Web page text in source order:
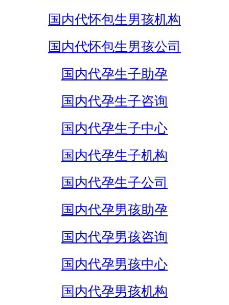
国内代怀包生男孩机构
国内代怀包生男孩公司
国内代孕生子助孕
国内代孕生子咨询
国内代孕生子中心
国内代孕生子机构
国内代孕生子公司
国内代孕男孩助孕
国内代孕男孩咨询
国内代孕男孩中心
国内代孕男孩机构